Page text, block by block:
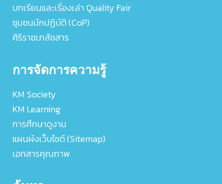
บทเรียนและเรื่องเล่า Quality Fair
ชุมชนนักปฏิบัติ (CoP)
ศิริราชเภสัชสาร
การจัดการความรู้
KM Society
KM Learning
การศึกษาดูงาน
แผนผังเว็บไซต์ (Sitemap)
เอกสารคุณภาพ